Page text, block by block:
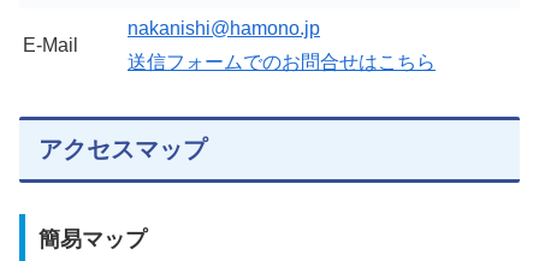
E-Mail
nakanishi@hamono.jp
送信フォームでのお問合せはこちら
アクセスマップ
簡易マップ